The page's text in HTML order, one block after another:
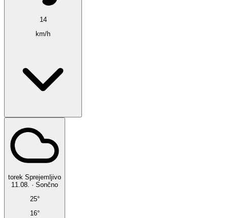
14
km/h
torek Sprejemljivo
11.08. · Sončno
25°
16°